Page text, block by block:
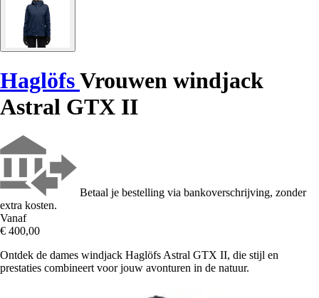
HaglöfsVrouwen windjack
Astral GTX II
Betaal je bestelling via bankoverschrijving, zonder
extra kosten.
Vanaf
€ 400,00
Ontdek de dames windjack Haglöfs Astral GTX II, die stijl en
prestaties combineert voor jouw avonturen in de natuur.